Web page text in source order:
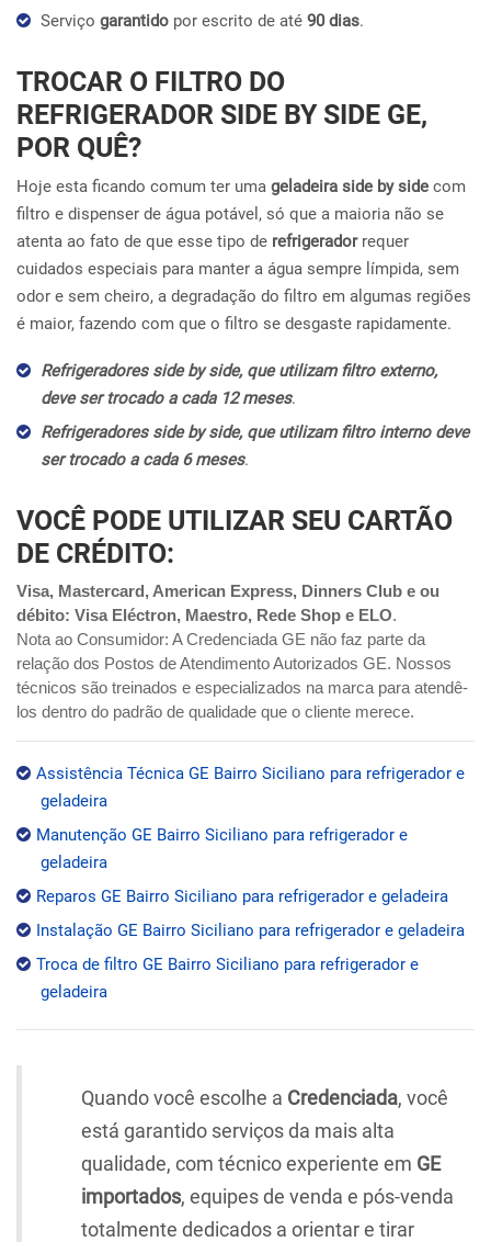
Serviço garantido por escrito de até 90 dias.
TROCAR O FILTRO DO
REFRIGERADOR SIDE BY SIDE GE,
POR QUÊ?
Hoje esta ficando comum ter uma geladeira side by side com
filtro e dispenser de água potável, só que a maioria não se
atenta ao fato de que esse tipo de refrigeradorrequer
cuidados especiais para manter a água sempre límpida, sem
odor e sem cheiro, a degradação do filtro em algumas regiões
é maior, fazendo com que o filtro se desgaste rapidamente.
Refrigeradores side by side, que utilizam filtro externo,
deve ser trocado a cada 12 meses.
Refrigeradores side by side, que utilizam filtro interno deve
ser trocado a cada 6 meses.
VOCÊ PODE UTILIZAR SEU CARTÃO
DE CRÉDITO:
Visa, Mastercard, American Express, Dinners Club e ou
débito: Visa Eléctron, Maestro, Rede Shop e ELO.
Nota ao Consumidor: A Credenciada GE não faz parte da
relação dos Postos de Atendimento Autorizados GE. Nossos
técnicos são treinados e especializados na marca para atendê-
los dentro do padrão de qualidade que o cliente merece.
Assistência Técnica GE Bairro Siciliano para refrigerador e
geladeira
Manutenção GE Bairro Siciliano para refrigerador e
geladeira
Reparos GE Bairro Siciliano para refrigerador e geladeira
Instalação GE Bairro Siciliano para refrigerador e geladeira
Troca de filtro GE Bairro Siciliano para refrigerador e
geladeira
Quando você escolhe a Credenciada, você
está garantido serviços da mais alta
qualidade, com técnico experiente em GE
importados, equipes de venda e pós-venda
totalmente dedicados a orientar e tirar